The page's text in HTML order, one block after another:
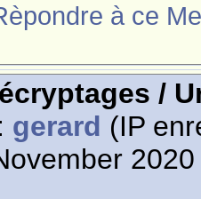
à ce
/
gerard (IP